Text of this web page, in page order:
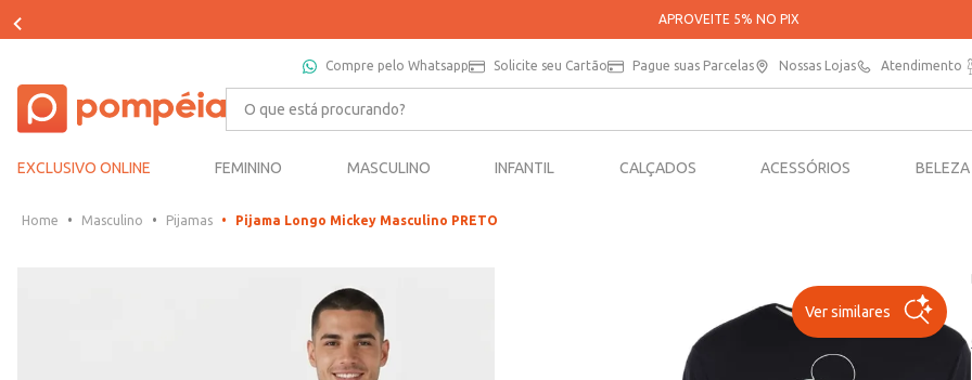
Compre pelo Whatsapp Solicite seu Cartão Pague suas Parcelas Nossas Lojas Atendimento
O que está procurando?
EXCLUSIVO ONLINE FEMININO MASCULINO INFANTIL CALÇADOS ACESSÓRIOS BELEZA
Masculino Pijamas Pijama Longo Mickey Masculino PRETO
Ver similares